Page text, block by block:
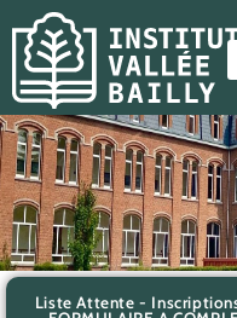
Liste Attente -
Panneau de gestion des